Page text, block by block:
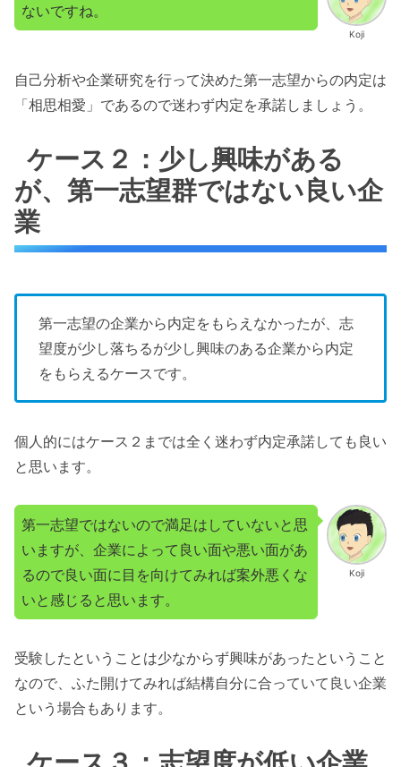
Koji
ないですね。
自己分析や企業研究を行って決めた第一志望からの内定は
「相思相愛」であるので迷わず内定を承諾しましょう。
ケース２：少し興味がある
が、第一志望群ではない良い企
業
第一志望の企業から内定をもらえなかったが、志
望度が少し落ちるが少し興味のある企業から内定
をもらえるケースです。
個人的にはケース２までは全く迷わず内定承諾しても良い
と思います。
Koji
第一志望ではないので満足はしていないと思
いますが、企業によって良い面や悪い面があ
るので良い面に目を向けてみれば案外悪くな
いと感じると思います。
受験したということは少なからず興味があったということ
なので、ふた開けてみれば結構自分に合っていて良い企業
という場合もあります。